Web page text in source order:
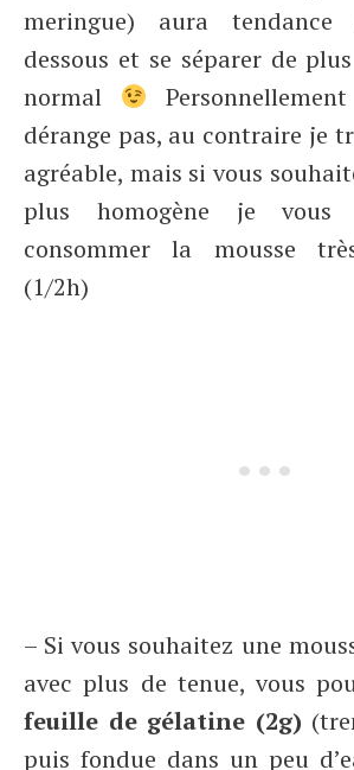
meringue) aura
dessous et se séparer de
normal
dérange pas, au contraire je
agréable, mais si vous
plus homogène je vous
consommer la mousse
(1/2h)
– Si vous souhaitez une
avec plus de tenue, vous
feuille de gélatine (2g)
puis fondue dans un peu